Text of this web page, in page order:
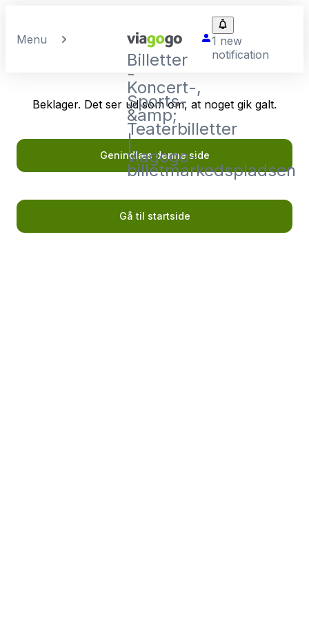
Menu
Billetter
-
Koncert-,
Sports-
&amp;
Teaterbilletter
|
viagogo-
billetmarkedspladsen
1 new
notification
Beklager. Det ser ud som om, at noget gik galt.
Genindlæs denne side
Gå til startside